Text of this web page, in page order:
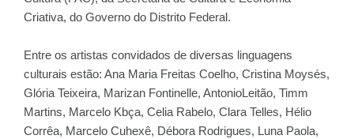
Criativa, do Governo do Distrito Federal.
Entre os artistas convidados de diversas linguagens
culturais estão: Ana Maria Freitas Coelho, Cristina Moysés,
Glória Teixeira, Marizan Fontinelle, AntonioLeitão, Timm
Martins, Marcelo Kbça, Celia Rabelo, Clara Telles, Hélio
Corrêa, Marcelo Cuhexê, Débora Rodrigues, Luna Paola,